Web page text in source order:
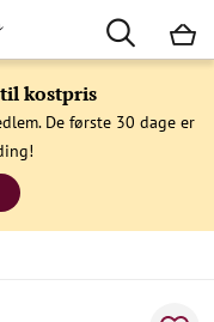
kostpris
De første 30 dage er